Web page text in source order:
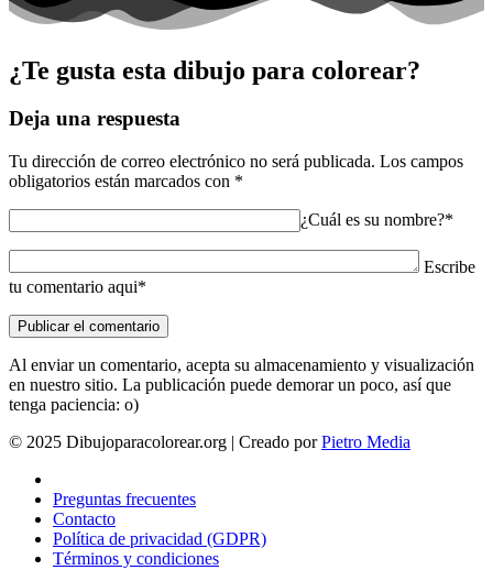
¿Te gusta esta dibujo para colorear?
Deja una respuesta
Tu dirección de correo electrónico no será publicada. Los campos
obligatorios están marcados con *
¿Cuál es su nombre?*
Escribe
tu comentario aqui*
Al enviar un comentario, acepta su almacenamiento y visualización
en nuestro sitio. La publicación puede demorar un poco, así que
tenga paciencia: o)
© 2025 Dibujoparacolorear.org | Creado porPietro Media
Preguntas frecuentes
Contacto
Política de privacidad (GDPR)
Términos y condiciones